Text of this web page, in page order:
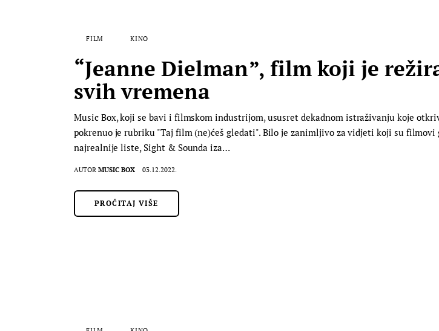
FILM KINO
“Jeanne Dielman”, film koji je
svih vremena
Music Box, koji se bavi i filmskom industrijom, ususret dekadnom istraživanju koje
pokrenuo je rubriku "Taj film (ne)ćeš gledati". Bilo je zanimljivo za vidjeti koji su
najrealnije liste, Sight & Sounda iza…
AUTOR MUSIC BOX 03.12.2022.
PROČITAJ VIŠE